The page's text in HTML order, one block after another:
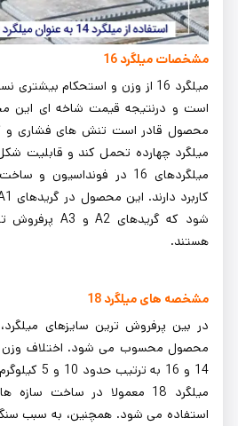
مشخصات میلگرد 16
است و درنتیجه قیمت شاخه ای این
محصول قادر است تنش های فشاری
میلگرد چهارده تحمل کند و قابلیت
میلگردهای 16 در
هستند.
مشخصه های میلگرد 18
محصول محسوب می شود. اختلاف وزن
14 و 16 به
میلگرد 18 معمولا در ساخت
استفاده می شود. همچنین، به سبب